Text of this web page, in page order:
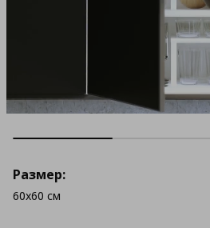
Размер:
60x60 см